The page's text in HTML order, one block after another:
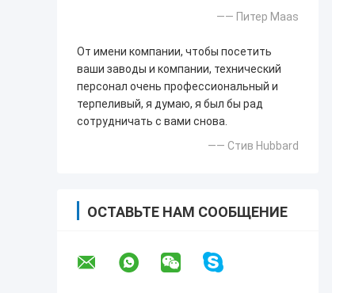
—— Питер Maas
От имени компании, чтобы посетить
ваши заводы и компании, технический
персонал очень профессиональный и
терпеливый, я думаю, я был бы рад
сотрудничать с вами снова.
—— Стив Hubbard
ОСТАВЬТЕ НАМ СООБЩЕНИЕ